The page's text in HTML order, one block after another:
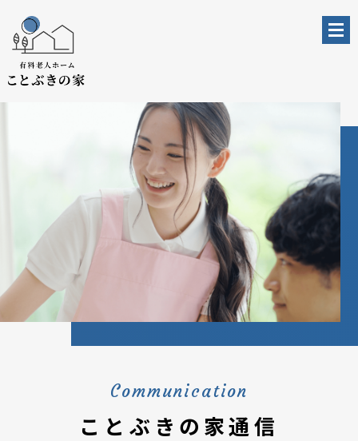
Communication
ことぶきの家通信